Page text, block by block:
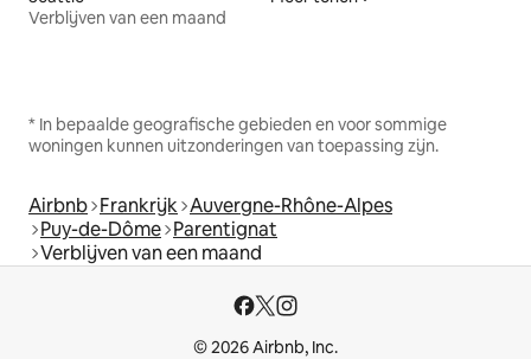
Verblijven van een maand
* In bepaalde geografische gebieden en voor sommige
woningen kunnen uitzonderingen van toepassing zijn.
Airbnb Frankrijk Auvergne-Rhône-Alpes
Puy-de-Dôme Parentignat
Verblijven van een maand
© 2026 Airbnb, Inc.